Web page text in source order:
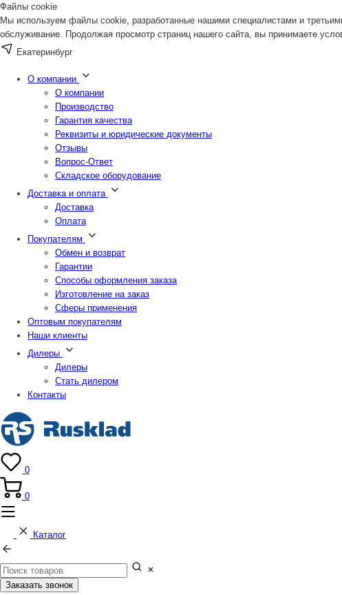
Файлы cookie
Мы используем файлы cookie, разработанные нашими специалистами и
обслуживание. Продолжая просмотр страниц нашего сайта, вы принимаете
Екатеринбург
О компании
О компании
Производство
Гарантия качества
Реквизиты и юридические документы
Отзывы
Вопрос-Ответ
Складское оборудование
Доставка и оплата
Доставка
Оплата
Покупателям
Обмен и возврат
Гарантии
Способы оформления заказа
Изготовление на заказ
Сферы применения
Оптовым покупателям
Наши клиенты
Дилеры
Дилеры
Стать дилером
Контакты
0
0
Каталог
Заказать звонок